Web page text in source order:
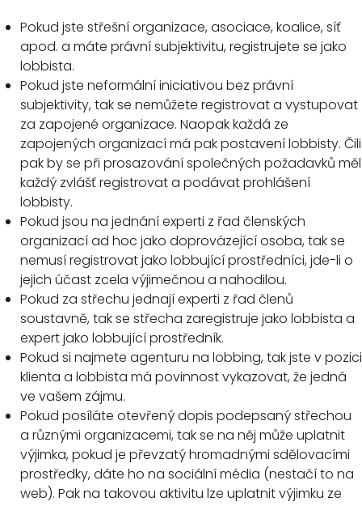
Pokud jste střešní organizace, asociace, koalice, síť
apod. a máte právní subjektivitu, registrujete se jako
lobbista.
Pokud jste neformální iniciativou bez právní
subjektivity, tak se nemůžete registrovat a vystupovat
za zapojené organizace. Naopak každá ze
zapojených organizací má pak postavení lobbisty. Čili
pak by se při prosazování společných požadavků měl
každý zvlášť registrovat a podávat prohlášení
lobbisty.
Pokud jsou na jednání experti z řad členských
organizací ad hoc jako doprovázející osoba, tak se
nemusí registrovat jako lobbující prostředníci, jde-li o
jejich účast zcela výjimečnou a nahodilou.
Pokud za střechu jednají experti z řad členů
soustavně, tak se střecha zaregistruje jako lobbista a
expert jako lobbující prostředník.
Pokud si najmete agenturu na lobbing, tak jste v pozici
klienta a lobbista má povinnost vykazovat, že jedná
ve vašem zájmu.
Pokud posíláte otevřený dopis podepsaný střechou
a různými organizacemi, tak se na něj může uplatnit
výjimka, pokud je převzatý hromadnými sdělovacími
prostředky, dáte ho na sociální média (nestačí to na
web). Pak na takovou aktivitu lze uplatnit výjimku ze